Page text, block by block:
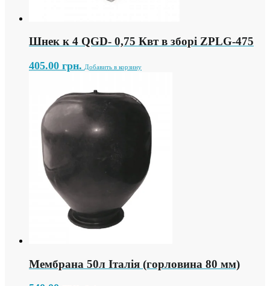
Шнек к 4 QGD- 0,75 Квт в зборі ZPLG-475
405.00 грн. Добавить в корзину
Мембрана 50л Італія (горловина 80 мм)